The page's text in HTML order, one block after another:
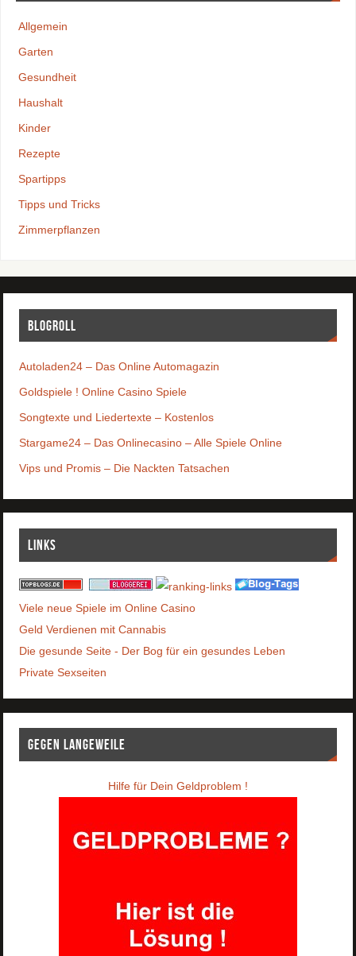
Allgemein
Garten
Gesundheit
Haushalt
Kinder
Rezepte
Spartipps
Tipps und Tricks
Zimmerpflanzen
Blogroll
Autoladen24 – Das Online Automagazin
Goldspiele ! Online Casino Spiele
Songtexte und Liedertexte – Kostenlos
Stargame24 – Das Onlinecasino – Alle Spiele Online
Vips und Promis – Die Nackten Tatsachen
Links
Viele neue Spiele im Online Casino
Geld Verdienen mit Cannabis
Die gesunde Seite - Der Bog für ein gesundes Leben
Private Sexseiten
Gegen Langeweile
Hilfe für Dein Geldproblem !